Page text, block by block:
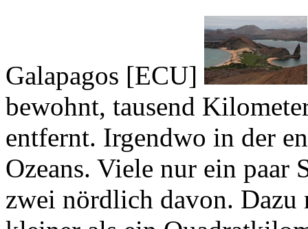
bewohnt, tausend
entfernt. Irgendwo in der
Ozeans. Viele nur ein paar
zwei nördlich davon. Dazu
kleiner als ein
Vulkankegel. Das sind die